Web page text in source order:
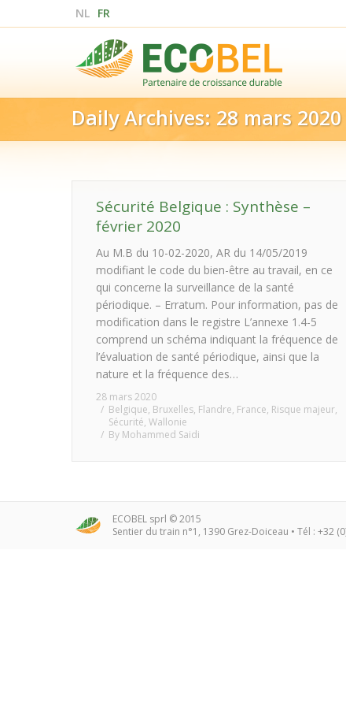
NL FR
Daily Archives: 28 mars 2020
Sécurité Belgique : Synthèse –
février 2020
Au M.B du 10-02-2020, AR du 14/05/2019
modifiant le code du bien-être au travail, en ce
qui concerne la surveillance de la santé
périodique. – Erratum. Pour information, pas de
modification dans le registre L’annexe 1.4-5
comprend un schéma indiquant la fréquence de
l’évaluation de santé périodique, ainsi que la
nature et la fréquence des…
28 mars 2020
Belgique, Bruxelles, Flandre, France, Risque majeur,
Sécurité, Wallonie
By Mohammed Saidi
ECOBEL sprl © 2015
Sentier du train n°1, 1390 Grez-Doiceau • Tél : +32